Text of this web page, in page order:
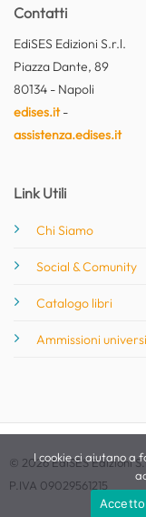
Contatti
EdiSES Edizioni S.r.l.
Piazza Dante, 89
80134 - Napoli
edises.it-
assistenza.edises.it
Link Utili
Chi Siamo
Social & Comunity
Catalogo libri
Ammissioni
© 2026 EdiSES Edizioni
P.IVA 09029561215
I cookie ci aiutano a
Accetto